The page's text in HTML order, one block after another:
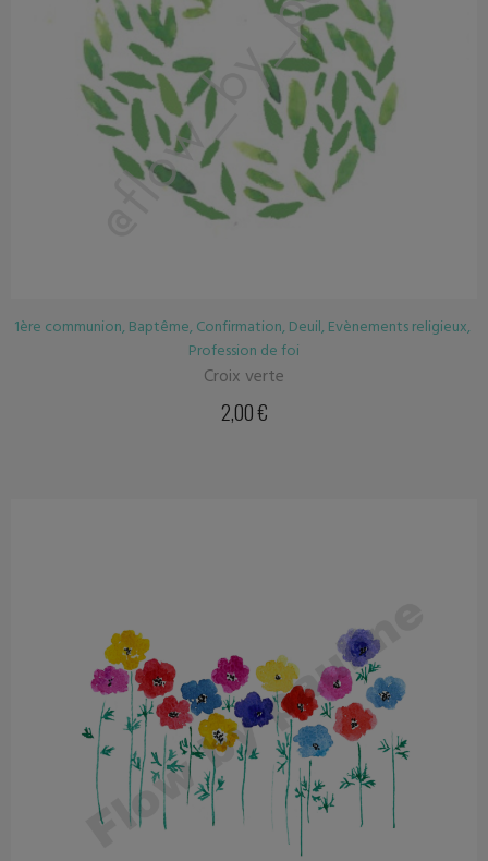
1ère communion,Baptême,Confirmation,Deuil,Evènements religieux,
Profession de foi
Croix verte
2,00€